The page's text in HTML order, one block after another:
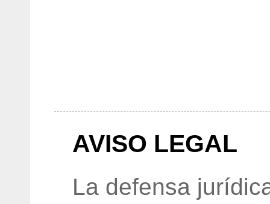
AVISO LEGAL
La defensa